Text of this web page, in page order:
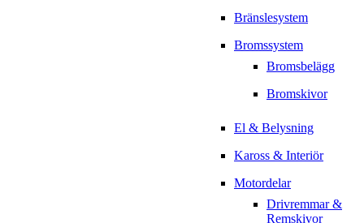
Bränslesystem
Bromssystem
Bromsbelägg
Bromskivor
El & Belysning
Kaross & Interiör
Motordelar
Drivremmar &
Remskivor